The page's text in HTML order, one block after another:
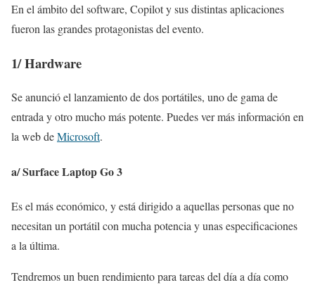
En el ámbito del software, Copilot y sus distintas aplicaciones
fueron las grandes protagonistas del evento.
1/ Hardware
Se anunció el lanzamiento de dos portátiles, uno de gama de
entrada y otro mucho más potente. Puedes ver más información en
la web deMicrosoft.
a/Surface Laptop Go 3
Es el más económico, y está dirigido a aquellas personas que no
necesitan un portátil con mucha potencia y unas especificaciones
a la última.
Tendremos un buen rendimiento para tareas del día a día como